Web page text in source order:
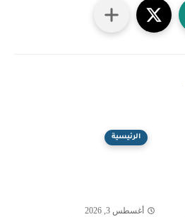
الرئيسية
أغسطس 3, 2026